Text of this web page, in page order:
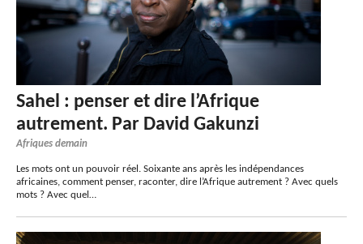
Sahel : penser et dire l’Afrique
autrement. Par David Gakunzi
Afriques demain
Les mots ont un pouvoir réel. Soixante ans après les indépendances
africaines, comment penser, raconter, dire l’Afrique autrement ? Avec quels
mots ? Avec quel…